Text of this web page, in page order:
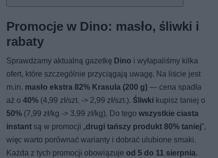
Promocje w Dino: masło, śliwki i
rabaty
Sprawdzamy aktualną gazetkę Dino i wyłapaliśmy kilka
ofert, które szczególnie przyciągają uwagę. Na liście jest
m.in. masło ekstra 82% Krasula (200 g) — cena spadła
aż o40% (4,99 zł/szt. -> 2,99 zł/szt.). Śliwki kupisz taniej o
50% (7,99 zł/kg -> 3,99 zł/kg). Do tegowszystkie ciasta
instant są w promocji „drugi tańszy produkt 80% taniej”,
więc warto porównać warianty i dobrać ulubione smaki.
Każda z tych promocji obowiązuje od 5 do 11 sierpnia.